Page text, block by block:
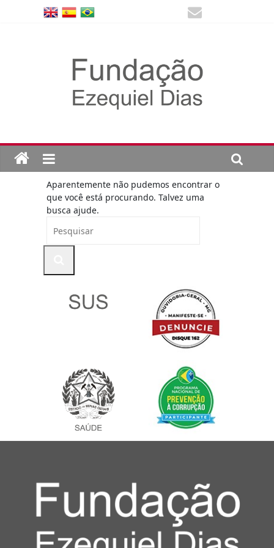
Aparentemente não pudemos encontrar o
que você está procurando. Talvez uma
busca ajude.